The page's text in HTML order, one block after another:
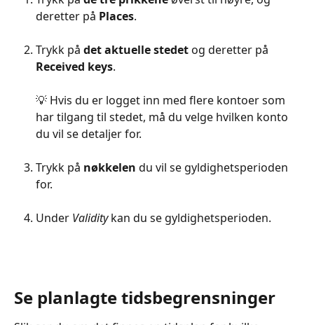
deretter på Places.
Trykk på det aktuelle stedet og deretter på
Received keys.
💡 Hvis du er logget inn med flere kontoer som
har tilgang til stedet, må du velge hvilken konto
du vil se detaljer for.
Trykk på nøkkelen du vil se gyldighetsperioden
for.
Under Validity kan du se gyldighetsperioden.
Se planlagte tidsbegrensninger